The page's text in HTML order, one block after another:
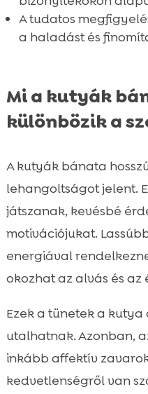
A tudatos
a haladást és
Mi a kutyák
különbözik a
A kutyák bánata
lehangoltságot jelent.
játszanak, kevésbé
motivációjukat.
energiával
okozhat az alvás és az
Ezek a tünetek a
utalhatnak. Azonban,
inkább affektív
kedvetlenségről van